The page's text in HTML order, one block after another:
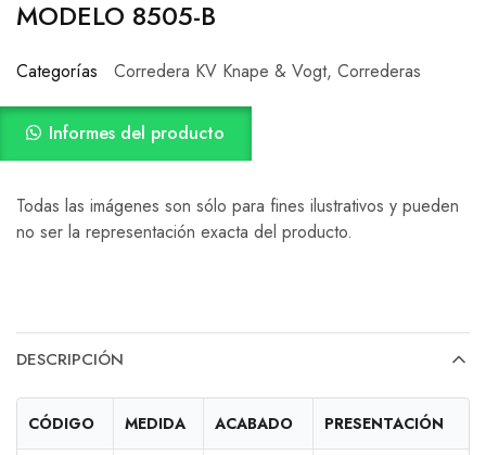
MODELO 8505-B
Categorías Corredera KV Knape & Vogt, Correderas
Informes del producto
Todas las imágenes son sólo para fines ilustrativos y pueden
no ser la representación exacta del producto.
DESCRIPCIÓN
CÓDIGO MEDIDA ACABADO PRESENTACIÓN